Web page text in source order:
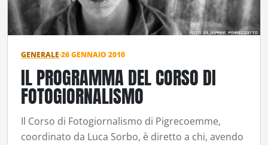
GENERALE·26 GENNAIO 2010
IL PROGRAMMA DEL CORSO DI
FOTOGIORNALISMO
Il Corso di Fotogiornalismo di Pigrecoemme,
coordinato da Luca Sorbo, è diretto a chi, avendo